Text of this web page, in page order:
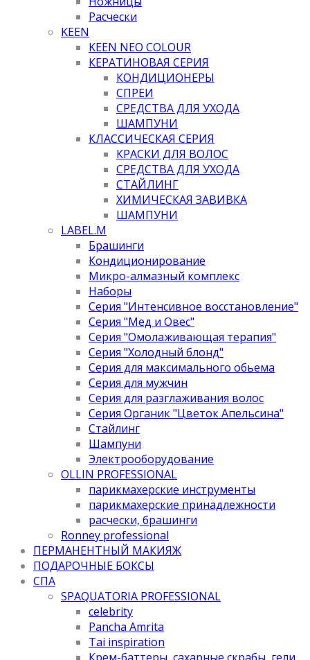
Расчески
KEEN
KEEN NEO COLOUR
КЕРАТИНОВАЯ СЕРИЯ
КОНДИЦИОНЕРЫ
СПРЕИ
СРЕДСТВА ДЛЯ УХОДА
ШАМПУНИ
КЛАССИЧЕСКАЯ СЕРИЯ
КРАСКИ ДЛЯ ВОЛОС
СРЕДСТВА ДЛЯ УХОДА
СТАЙЛИНГ
ХИМИЧЕСКАЯ ЗАВИВКА
ШАМПУНИ
LABEL.M
Брашинги
Кондиционирование
Микро-алмазный комплекс
Наборы
Серия "Интенсивное восстановление"
Серия "Мед и Овес"
Серия "Омолаживающая терапия"
Серия "Холодный блонд"
Серия для максимального обьема
Серия для мужчин
Серия для разглаживания волос
Серия Органик "Цветок Апельсина"
Стайлинг
Шампуни
Электрооборудование
OLLIN PROFESSIONAL
парикмахерские инструменты
парикмахерские принадлежности
расчески, брашинги
Ronney professional
ПЕРМАНЕНТНЫЙ МАКИЯЖ
ПОДАРОЧНЫЕ БОКСЫ
СПА
SPAQUATORIA PROFESSIONAL
celebrity
Pancha Amrita
Tai inspiration